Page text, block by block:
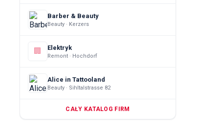
Barber & Beauty
Beauty · Kerzers
🏢 Elektryk
Remont · Hochdorf
Alice in Tattooland
Beauty · Sihltalstrasse 82
CAŁY KATALOG FIRM